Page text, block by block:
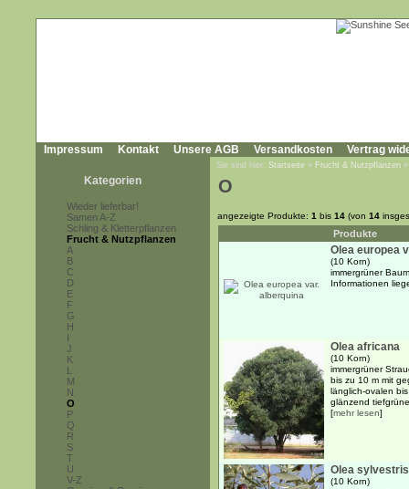
Impressum Kontakt Unsere AGB Versandkosten Vertrag
Kategorien
Wieder lieferbar!
Samen A-Z
Schling & Kletterpflanzen
Frucht & Nutzpflanzen
A
B
C
D
E
F
G
H
I
J
K
L
M
N
O
P
Q
R
S
T
U
V-Z
Sie sind hier: Startseite » Frucht & Nutzpflanzen
O
angezeigte Produkte: 1 bis 14 (von 14
Produkte
Olea europea
(10 Korn)
immergrüner
Informationen
Olea africana
(10 Korn)
immergrüner
bis zu 10 m mit
länglich-ovalen
glänzend
[mehr lesen]
Olea sylvestris
(10 Korn)